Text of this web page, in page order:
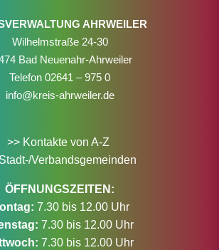
AHRWEILER
Wilhelmstraße 24-30
Bad Neuenahr-Ahrweiler
Telefon 02641 – 975 0
info@kreis-ahrweiler.de
>> Kontakte von A-Z
Verbandsgemeinden
ÖFFNUNGSZEITEN:
7.30 bis 12.00 Uhr
7.30 bis 12.00 Uhr
7.30 bis 12.00 Uhr